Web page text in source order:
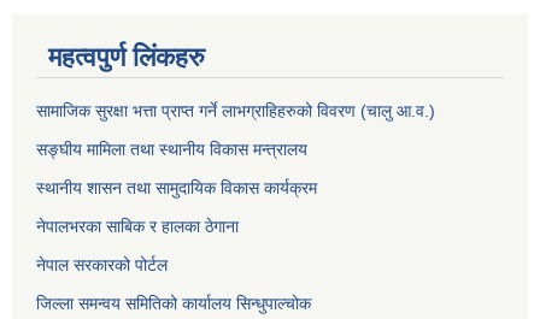
महत्वपुर्ण लिंकहरु
सामाजिक सुरक्षा भत्ता प्राप्त गर्ने लाभग्राहिहरुको विवरण (चालु आ.व.)
सङ्घीय मामिला तथा स्थानीय विकास मन्त्रालय
स्थानीय शासन तथा सामुदायिक विकास कार्यक्रम
नेपालभरका साबिक र हालका ठेगाना
नेपाल सरकारको पोर्टल
जिल्ला समन्वय समितिको कार्यालय सिन्धुपाल्चोक